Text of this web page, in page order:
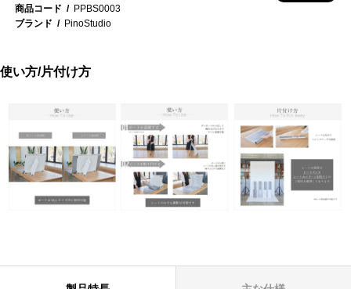
商品コード
PPBS0003
ブランド
PinoStudio
使い方/片付け方